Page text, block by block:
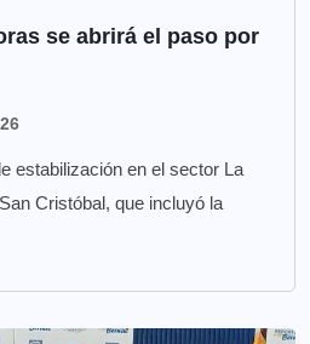
se abrirá el paso por
estabilización en el sector La
Cristóbal, que incluyó la